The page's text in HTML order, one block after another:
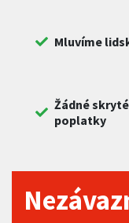
Mluvíme
Žádné skryté
poplatky